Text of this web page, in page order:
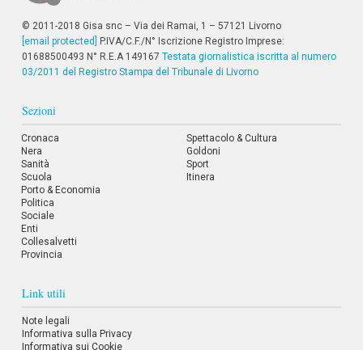
a
i
V
a
M
e
n
ù
P
r
i
n
c
a
e
V
a
© 2011-2018 Gisa snc – Via dei Ramai, 1 – 57121 Livorno
[email protected]
P.IVA/C.F./N° Iscrizione Registro Imprese:
01688500493 N° R.E.A 149167 Testata giornalistica iscritta al numero
03/2011 del Registro Stampa del Tribunale di Livorno
Sezioni
Cronaca
Nera
Sanità
Scuola
Porto & Economia
Politica
Sociale
Enti
Collesalvetti
Provincia
Spettacolo & Cultura
Goldoni
Sport
Itinera
Link utili
Note legali
Informativa sulla Privacy
Informativa sui Cookie